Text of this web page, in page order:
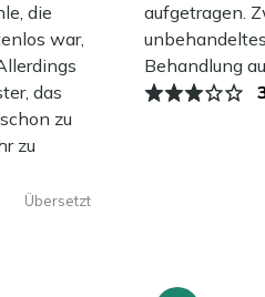
einer Old Teak Greywash
Tuch abzuwischen, um
Teakholz nicht
Jahr draußen
gemacht, das ganze Jahr
die
war,
das
zu
zu
Übersetzt
aufgetragen.
Behandlung